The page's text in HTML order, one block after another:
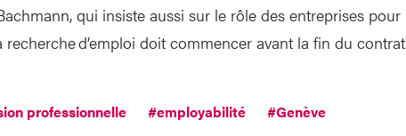
qui insiste aussi sur le rôle des entreprises pour
d’emploi doit commencer avant la fin du contrat
professionnelle #employabilité #Genève